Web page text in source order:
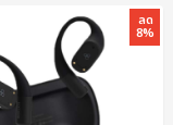
ลด
8%